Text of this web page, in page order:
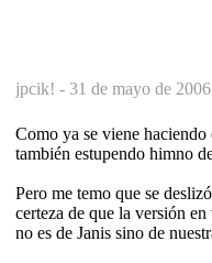
jpcik! - 31 de mayo de
Como ya se viene
también estupendo himno
Pero me temo que se
certeza de que la versión
no es de Janis sino de